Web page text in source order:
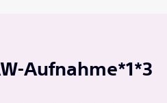
Aufnahme*1*3